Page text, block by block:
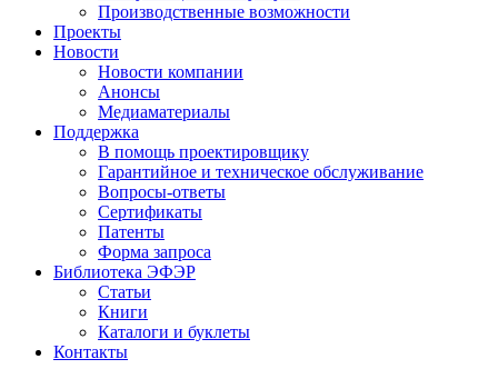
Производственные возможности
Проекты
Новости
Новости компании
Анонсы
Медиаматериалы
Поддержка
В помощь проектировщику
Гарантийное и техническое обслуживание
Вопросы-ответы
Сертификаты
Патенты
Форма запроса
Библиотека ЭФЭР
Статьи
Книги
Каталоги и буклеты
Контакты